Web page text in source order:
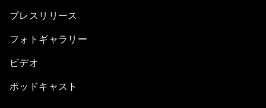
プレスリリース
フォトギャラリー
ビデオ
ポッドキャスト